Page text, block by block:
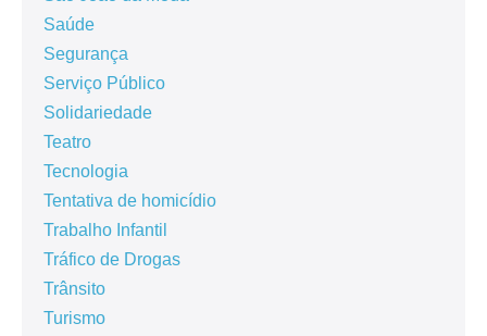
Saúde
Segurança
Serviço Público
Solidariedade
Teatro
Tecnologia
Tentativa de homicídio
Trabalho Infantil
Tráfico de Drogas
Trânsito
Turismo